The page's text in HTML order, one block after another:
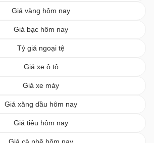
Giá vàng hôm nay
Giá bạc hôm nay
Tỷ giá ngoại tệ
Giá xe ô tô
Giá xe máy
Giá xăng dầu hôm nay
Giá tiêu hôm nay
Giá cà phê hôm nay